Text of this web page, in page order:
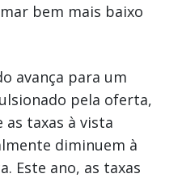
bem mais baixo
avança para um
pela oferta,
as taxas à vista
diminuem à
Este ano, as taxas